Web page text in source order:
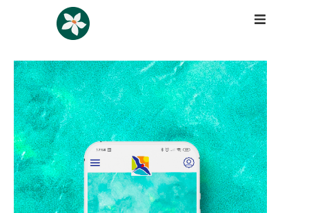
Lifestyle
Origamy Story
Contactez-moi